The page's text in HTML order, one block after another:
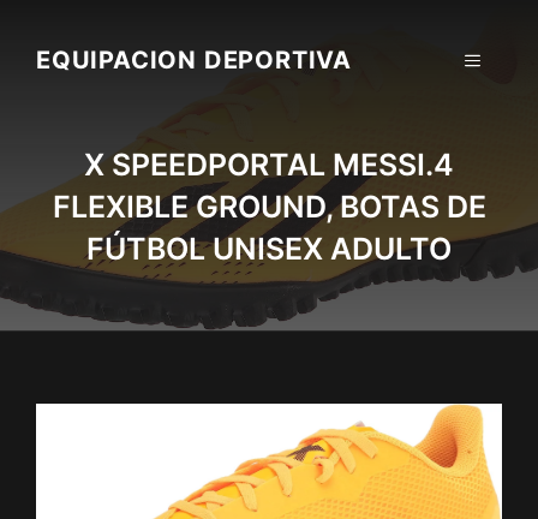
contentEQUIPACION DEPORTIVA MENU
X SPEEDPORTAL MESSI.4
FLEXIBLE GROUND, BOTAS DE
FÚTBOL UNISEX ADULTO